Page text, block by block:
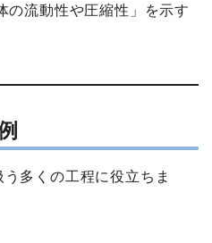
動性や圧縮性」を示す
多くの工程に役立ちま